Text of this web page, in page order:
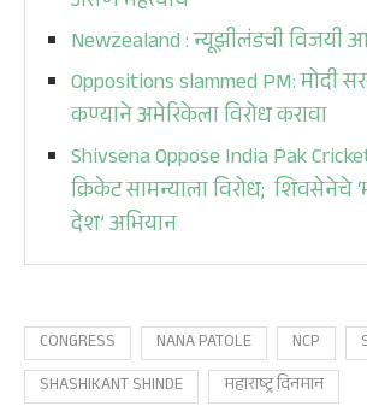
Newzealand : न्यूझीलंडची विजयी
Oppositions slammed PM: मोदी
कण्याने अमेरिकेला विरोध करावा
Shivsena Oppose India Pak
क्रिकेट सामन्याला विरोध; शिवसेनेचे
देश’ अभियान
CONGRESS NANA PATOLE NCP
SHASHIKANT SHINDE
महाराष्ट्र दिनमान